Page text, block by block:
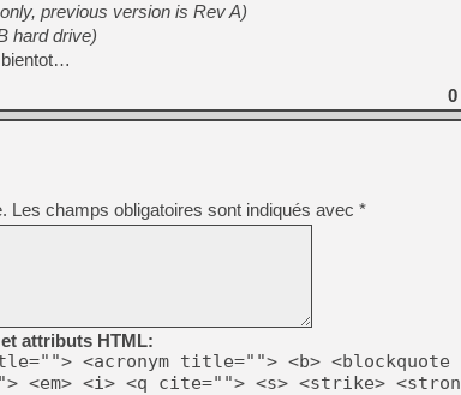
[Mo5] La mini borne
[GK] Le studio de FIFA
[GK] La PlayStation 1 en
[GK] Dawn of War 4 : les
[GK] CloverPit : l'héritier
[GK] Stellar Blade : Blood
[GK] Palworld Online est
[GK] Wuchang 2 : le
[GK] Test : Big Walk est le
[GK] Starsand Island : la
[GK] Dan Houser (GTA)
previous version is Rev A)
hard drive)
bientot…
0
Les champs obligatoires sont indiqués avec *
attributs HTML:
<acronym title=""> <b> <blockquote
<em> <i> <q cite=""> <s> <strike>